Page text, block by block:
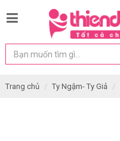
Trang chủ Ty Ngậm- Ty Giả